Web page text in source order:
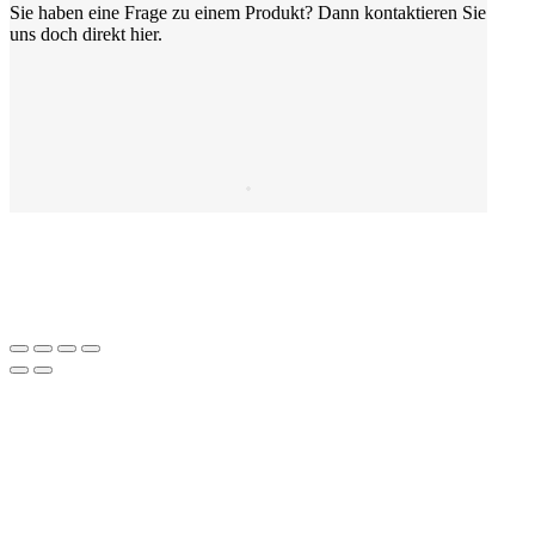
Sie haben eine Frage zu einem Produkt? Dann kontaktieren Sie
uns doch direkt hier.